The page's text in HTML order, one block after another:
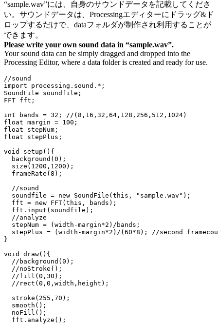
“sample.wav”には、自身のサウンドデータを記載してくださ
い。サウンドデータは、Processingエディターにドラッグ&ド
ロップするだけで、dataフォルダが制作され利用することが
できます。
Please write your own sound data in “sample.wav”.
Your sound data can be simply dragged and dropped into the
Processing Editor, where a data folder is created and ready for use.
//sound
import processing . sound . * ;
SoundFile soundfile ;
FFT fft ;
int bands = 32 ;
//(8,16,32,64,128,256,512,1024)
float margin = 100 ;
float stepNum ;
float stepPlus ;
void
setup ( ) {
background ( 0 ) ;
size ( 1200 , 1200 ) ;
frameRate ( 8 ) ;
//sound
  soundfile
= new SoundFile ( this , "sample.wav" ) ;
  fft
= new FFT( this , bands ) ;
  fft
. input ( soundfile ) ;
//analyze
  stepNum
= ( width -margin*2 ) / bands ;
  stepPlus
= ( width -margin*2 ) / ( 60*8 ) ;
//second
}
void
draw( ) {
//background(0);
//noStroke();
//fill(0,30);
//rect(0,0,width,height);
stroke ( 255 , 70 ) ;
smooth ( ) ;
noFill ( ) ;
  fft
. analyze ( ) ;